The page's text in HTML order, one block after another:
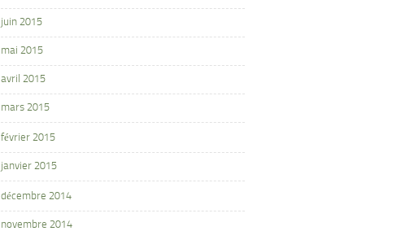
juin 2015
mai 2015
avril 2015
mars 2015
février 2015
janvier 2015
décembre 2014
novembre 2014